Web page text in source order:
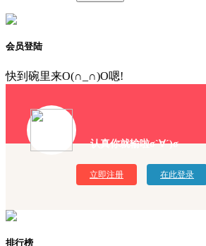
会员登陆
快到碗里来O(∩_∩)O嗯!
认真你就输啦σ`∀´)σ
立即注册 在此登录
排行榜